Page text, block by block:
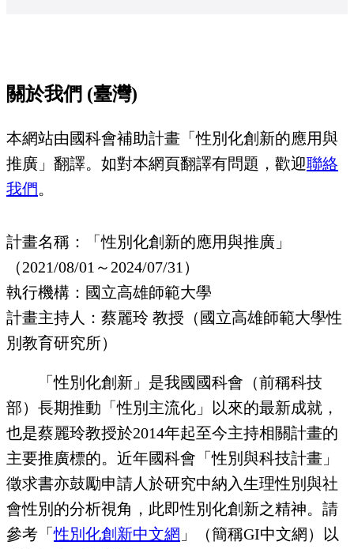
關於我們 (臺灣)
本網站由國科會補助計畫「性別化創新的應用與
推廣」翻譯。如對本網頁翻譯有問題，歡迎聯絡
我們。
計畫名稱：「性別化創新的應用與推廣」
（2021/08/01～2024/07/31）
執行機構：國立高雄師範大學
計畫主持人：蔡麗玲 教授（國立高雄師範大學性
別教育研究所）
「性別化創新」是我國國科會（前稱科技
部）長期推動「性別主流化」以來的最新成就，
也是蔡麗玲教授於2014年起至今主持相關計畫的
主要推廣標的。近年國科會「性別與科技計畫」
徵求書亦鼓勵申請人於研究中納入生理性別與社
會性別的分析視角，此即性別化創新之精神。請
參考「性別化創新中文網 」（簡稱GI中文網）以